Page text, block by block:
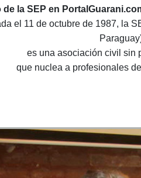
de la SEP en
el 11 de octubre de 1987, la
es una asociación civil sin
que nuclea a profesionales